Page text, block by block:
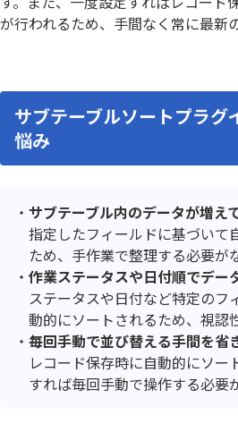
が行われるため、手間なく常に最新
サブテーブルソートプラグ
悩み
サブテーブル内のデータが増え
指定したフィールドに基づいて
ため、手作業で整理する必要が
作業ステータスや日付順でデー
ステータスや日付など特定のフ
動的にソートされるため、視認
毎回手動で並び替える手間を省
レコード保存時に自動的にソー
すれば毎回手動で操作する必要